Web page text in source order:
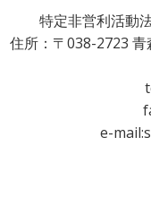
特定非営利活動
住所：〒038-2723
e-